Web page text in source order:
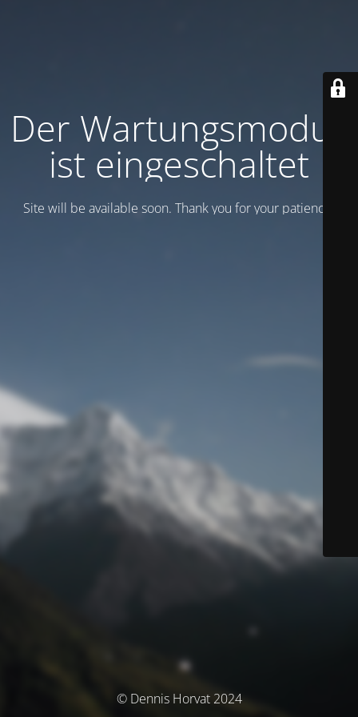
Der Wartungsmodus
ist eingeschaltet
Site will be available soon. Thank you for your patience!
© Dennis Horvat 2024